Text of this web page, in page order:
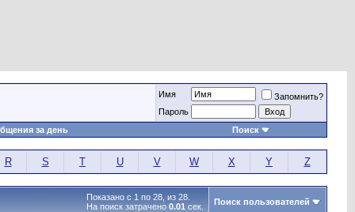
Имя
Запомнить?
Пароль
за день
Поиск
R S T U V W X Y Z
Показано с 1 по 28, из 28.
На поиск затрачено 0.01 сек. Поиск пользователей